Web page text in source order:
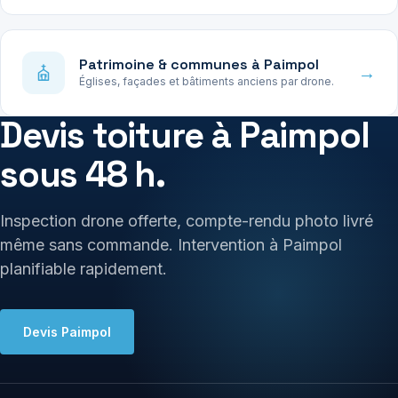
Patrimoine & communes à Paimpol
Églises, façades et bâtiments anciens par drone. →
Devis toiture à Paimpol
sous 48 h.
Inspection drone offerte, compte-rendu photo livré
même sans commande. Intervention à Paimpol
planifiable rapidement.
Devis Paimpol